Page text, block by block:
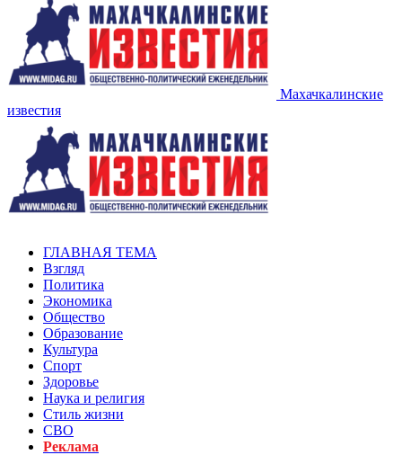
Махачкалинские
известия
ГЛАВНАЯ ТЕМА
Взгляд
Политика
Экономика
Общество
Образование
Культура
Спорт
Здоровье
Наука и религия
Стиль жизни
СВО
Реклама